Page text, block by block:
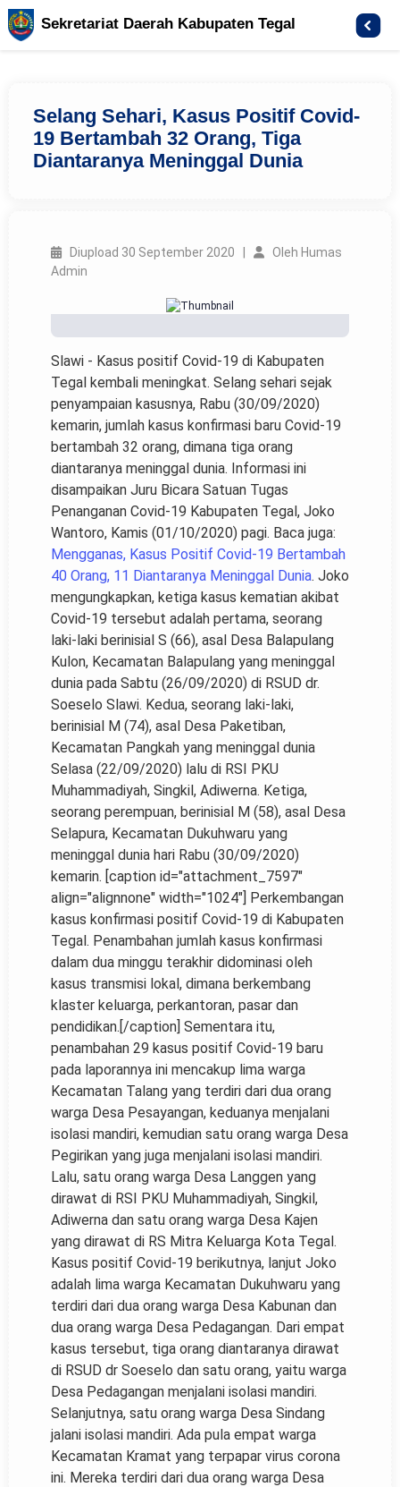
Sekretariat Daerah Kabupaten Tegal
Selang Sehari, Kasus Positif Covid-
19 Bertambah 32 Orang, Tiga
Diantaranya Meninggal Dunia
Diupload 30 September 2020 |
Oleh Humas
Admin
Slawi - Kasus positif Covid-19 di Kabupaten
Tegal kembali meningkat. Selang sehari sejak
penyampaian kasusnya, Rabu (30/09/2020)
kemarin, jumlah kasus konfirmasi baru Covid-19
bertambah 32 orang, dimana tiga orang
diantaranya meninggal dunia. Informasi ini
disampaikan Juru Bicara Satuan Tugas
Penanganan Covid-19 Kabupaten Tegal, Joko
Wantoro, Kamis (01/10/2020) pagi. Baca juga:
Mengganas, Kasus Positif Covid-19 Bertambah
40 Orang, 11 Diantaranya Meninggal Dunia. Joko
mengungkapkan, ketiga kasus kematian akibat
Covid-19 tersebut adalah pertama, seorang
laki-laki berinisial S (66), asal Desa Balapulang
Kulon, Kecamatan Balapulang yang meninggal
dunia pada Sabtu (26/09/2020) di RSUD dr.
Soeselo Slawi. Kedua, seorang laki-laki,
berinisial M (74), asal Desa Paketiban,
Kecamatan Pangkah yang meninggal dunia
Selasa (22/09/2020) lalu di RSI PKU
Muhammadiyah, Singkil, Adiwerna. Ketiga,
seorang perempuan, berinisial M (58), asal Desa
Selapura, Kecamatan Dukuhwaru yang
meninggal dunia hari Rabu (30/09/2020)
kemarin. [caption id="attachment_7597"
align="alignnone" width="1024"] Perkembangan
kasus konfirmasi positif Covid-19 di Kabupaten
Tegal. Penambahan jumlah kasus konfirmasi
dalam dua minggu terakhir didominasi oleh
kasus transmisi lokal, dimana berkembang
klaster keluarga, perkantoran, pasar dan
pendidikan.[/caption] Sementara itu,
penambahan 29 kasus positif Covid-19 baru
pada laporannya ini mencakup lima warga
Kecamatan Talang yang terdiri dari dua orang
warga Desa Pesayangan, keduanya menjalani
isolasi mandiri, kemudian satu orang warga Desa
Pegirikan yang juga menjalani isolasi mandiri.
Lalu, satu orang warga Desa Langgen yang
dirawat di RSI PKU Muhammadiyah, Singkil,
Adiwerna dan satu orang warga Desa Kajen
yang dirawat di RS Mitra Keluarga Kota Tegal.
Kasus positif Covid-19 berikutnya, lanjut Joko
adalah lima warga Kecamatan Dukuhwaru yang
terdiri dari dua orang warga Desa Kabunan dan
dua orang warga Desa Pedagangan. Dari empat
kasus tersebut, tiga orang diantaranya dirawat
di RSUD dr Soeselo dan satu orang, yaitu warga
Desa Pedagangan menjalani isolasi mandiri.
Selanjutnya, satu orang warga Desa Sindang
jalani isolasi mandiri. Ada pula empat warga
Kecamatan Kramat yang terpapar virus corona
ini. Mereka terdiri dari dua orang warga Desa